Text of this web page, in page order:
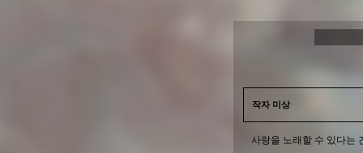
작자 미상
사랑을 노래할 수 있다는